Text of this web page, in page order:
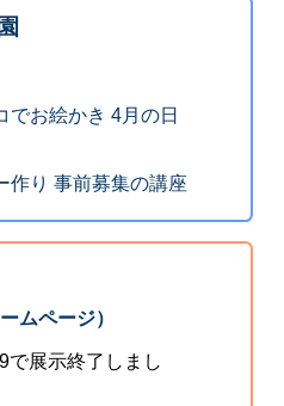
でお絵かき 4月の日
作り 事前募集の講座
ムページ）
で展示終了しまし